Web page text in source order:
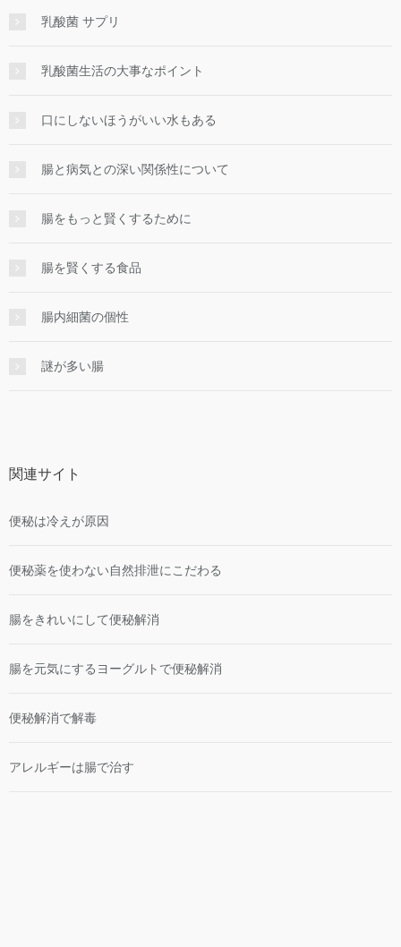
乳酸菌 サプリ
乳酸菌生活の大事なポイント
口にしないほうがいい水もある
腸と病気との深い関係性について
腸をもっと賢くするために
腸を賢くする食品
腸内細菌の個性
謎が多い腸
関連サイト
便秘は冷えが原因
便秘薬を使わない自然排泄にこだわる
腸をきれいにして便秘解消
腸を元気にするヨーグルトで便秘解消
便秘解消で解毒
アレルギーは腸で治す